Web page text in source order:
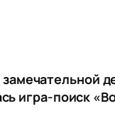
игра-поиск